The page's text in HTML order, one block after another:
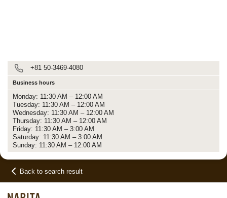
+81 50-3469-4080
Business hours
Monday: 11:30 AM – 12:00 AM
Tuesday: 11:30 AM – 12:00 AM
Wednesday: 11:30 AM – 12:00 AM
Thursday: 11:30 AM – 12:00 AM
Friday: 11:30 AM – 3:00 AM
Saturday: 11:30 AM – 3:00 AM
Sunday: 11:30 AM – 12:00 AM
Back to search result